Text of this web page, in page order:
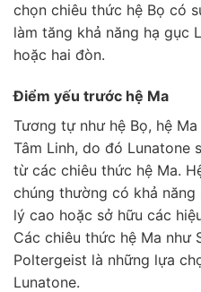
chọn chiêu thức hệ Bọ có
làm tăng khả năng hạ gục
hoặc hai đòn.
Điểm yếu trước hệ Ma
Tương tự như hệ Bọ, hệ
Tâm Linh, do đó Lunatone
từ các chiêu thức hệ Ma.
chúng thường có khả
lý cao hoặc sở hữu các
Các chiêu thức hệ Ma như
Poltergeist là những lựa
Lunatone.